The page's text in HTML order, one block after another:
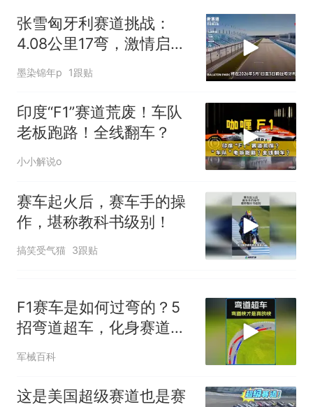
回大海 目击者直呼震惊 （视频
来源：参考消息）
热
西班牙飞地休达边境，摩洛
哥士兵搬起大石块投向移民引
争议，此前一天内数万人从摩
张雪匈牙利赛道挑战：
4.08公里17弯，激情启
航！
墨染锦年p 1跟贴
印度“F1”赛道荒废！车队
老板跑路！全线翻车？
小小解说o
赛车起火后，赛车手的操
作，堪称教科书级别！
搞笑受气猫 3跟贴
F1赛车是如何过弯的？5
招弯道超车，化身赛道王
者！ #科普动画
军械百科
这是美国超级赛道也是赛